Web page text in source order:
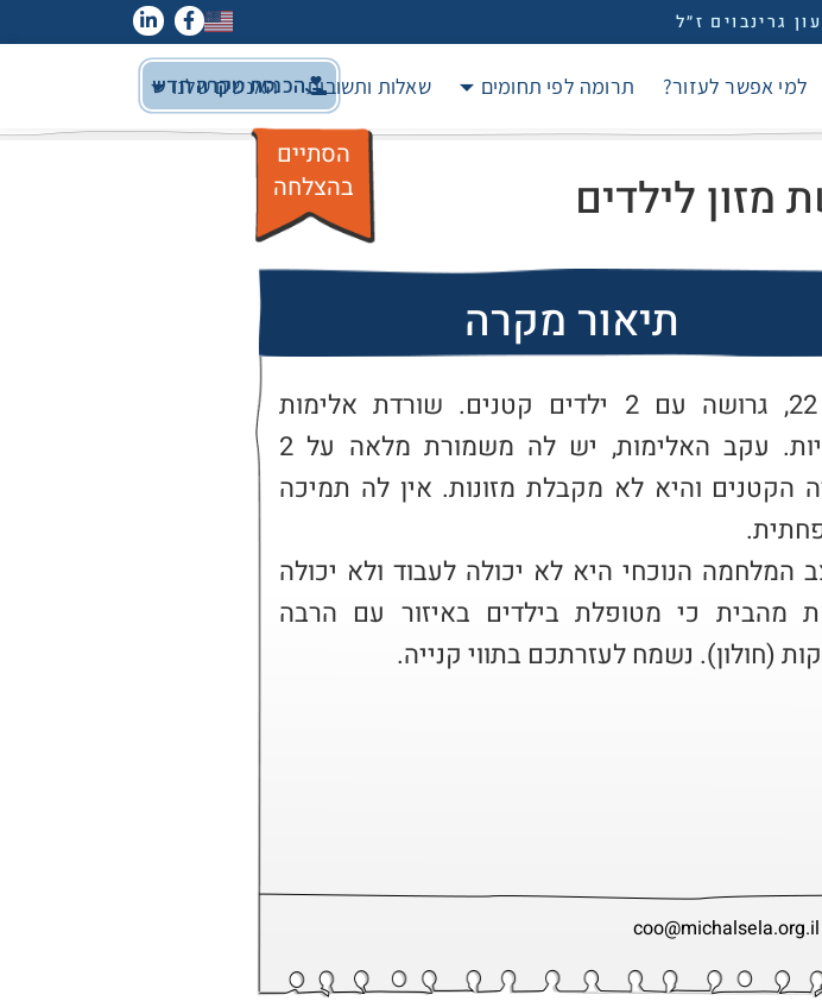
גרינבוים ז״ל
למי אפשר לעזור? תרומה לפי תחומים שאלות ותשובות האנשים שלנו
הכנסת מקרה חדש
מזון לילדים
הסתיים
בהצלחה
תיאור מקרה
(חולון). נשמח לעזרתכם בתווי קנייה.
coo@michalsela.org.il